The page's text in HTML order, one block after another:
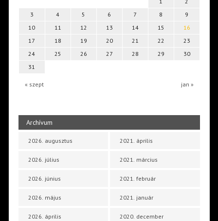
« szept jan »
3
4 5 6 7 8
9
10
11 12 13 14 15
16
17
18 19 20 21 22
23
24
25 26 27 28 29
30
31
Archívum
2026. augusztus
2026. július
2026. június
2026. május
2026. április
2021. április
2021. március
2021. február
2021. január
2020. december